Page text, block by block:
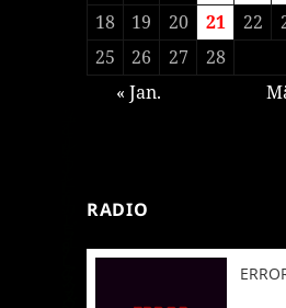
18
19 20 21 22
25
26 27
28
« Jan.
RADIO